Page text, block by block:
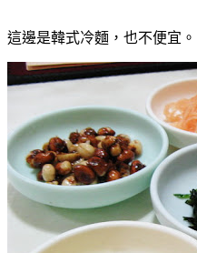
這邊是韓式冷麵，也不便宜。